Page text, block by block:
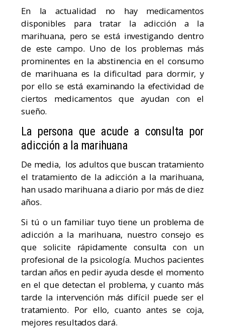
En la actualidad no hay medicamentos
disponibles para tratar la adicción a la
marihuana, pero se está investigando dentro
de este campo. Uno de los problemas más
prominentes en la abstinencia en el consumo
de marihuana es la dificultad para dormir, y
por ello se está examinando la efectividad de
ciertos medicamentos que ayudan con el
sueño.
La persona que acude a consulta por
adicción a la marihuana
De media, los adultos que buscan tratamiento
el tratamiento de la adicción a la marihuana,
han usado marihuana a diario por más de diez
años.
Si tú o un familiar tuyo tiene un problema de
adicción a la marihuana, nuestro consejo es
que solicite rápidamente consulta con un
profesional de la psicología. Muchos pacientes
tardan años en pedir ayuda desde el momento
en el que detectan el problema, y cuanto más
tarde la intervención más difícil puede ser el
tratamiento. Por ello, cuanto antes se coja,
mejores resultados dará.